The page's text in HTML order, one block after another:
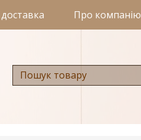
Про компанію